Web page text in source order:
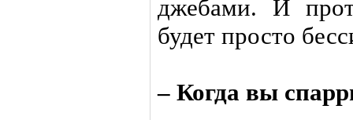
джебами. И
будет просто
– Когда вы